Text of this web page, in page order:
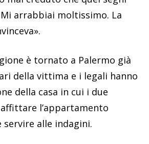
arrabbiai moltissimo. La
è tornato a Palermo già
della vittima e i legali hanno
della casa in cui i due
l’appartamento
servire alle indagini.